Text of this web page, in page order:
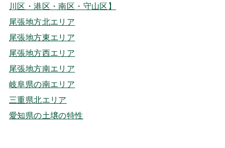
川区・港区・南区・守山区】
尾張地方北エリア
尾張地方東エリア
尾張地方西エリア
尾張地方南エリア
岐阜県の南エリア
三重県北エリア
愛知県の土壌の特性